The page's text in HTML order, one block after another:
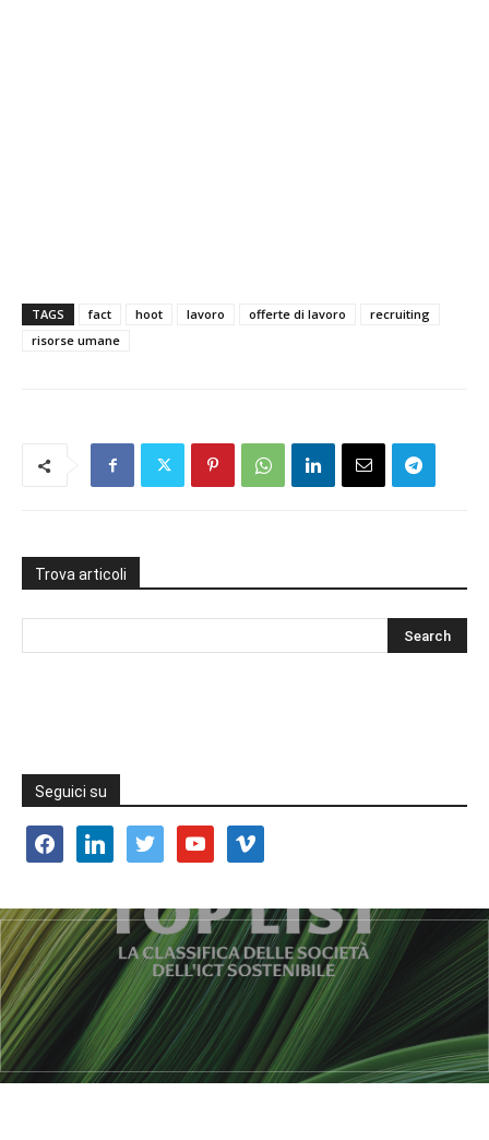
TAGS fact hoot lavoro offerte di lavoro
recruiting
risorse umane
Trova articoli
Seguici su
facebooklinkedin twitter youtube vimeo